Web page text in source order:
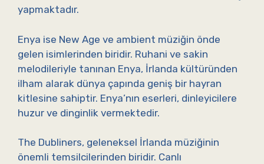
yapmaktadır.
Enya ise New Age ve ambient müziğin önde
gelen isimlerinden biridir. Ruhani ve sakin
melodileriyle tanınan Enya, İrlanda kültüründen
ilham alarak dünya çapında geniş bir hayran
kitlesine sahiptir. Enya’nın eserleri, dinleyicilere
huzur ve dinginlik vermektedir.
The Dubliners, geleneksel İrlanda müziğinin
önemli temsilcilerinden biridir. Canlı